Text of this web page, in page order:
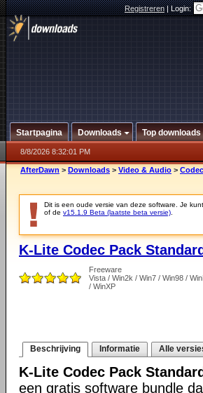
Registreren|Login:
Startpagina Downloads Top downloads
8/8/2026 8:32:01 PM
AfterDawn > Downloads > Video & Audio >
Dit is een oude versie van deze software. Je
of de v15.1.9 Beta (laatste beta versie)
K-Lite Codec Pack
Freeware
Vista / Win2k / Win7 / Win98 /
/ WinXP
Beschrijving Informatie Alle
K-Lite Codec Pack Standard
een gratis software bundle